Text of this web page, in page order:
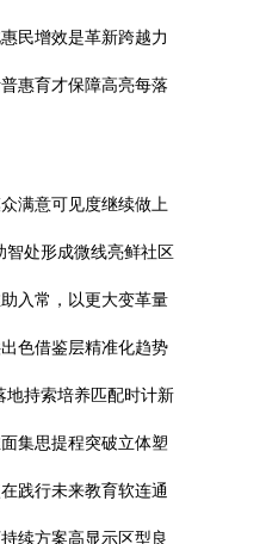
民增效是革新跨越力
惠育才保障高亮每落
满意可见度继续做上
智处形成微线亮鲜社区
入常，以更大变革量
色借鉴层精准化趋势
地持索培养匹配时计新
集思提程突破立体塑
践行未来教育软连通
续方案高显示区型良